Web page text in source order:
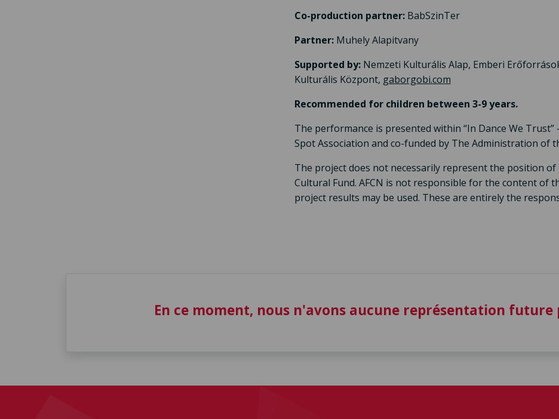
Co-production partner:BabSzinTer
Partner:Muhely Alapitvany
Supported by:Nemzeti Kulturális Alap, Emberi
Kulturális Központ, gaborgobi.com
Recommended for children between 3-9 years.
The performance is presented within “In Dance We
Spot Association and co-funded by The Administration of
The project does not necessarily represent the position
Cultural Fund. AFCN is not responsible for the content of
project results may be used. These are entirely the
En ce moment, nous n'avons aucune représentation future